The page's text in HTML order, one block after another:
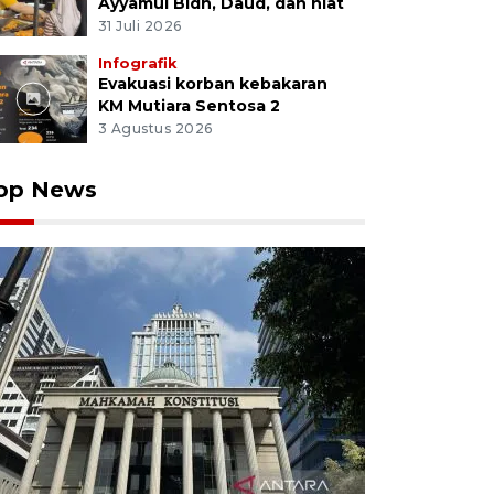
31 Juli 2026
Infografik
Evakuasi korban kebakaran
KM Mutiara Sentosa 2
3 Agustus 2026
News